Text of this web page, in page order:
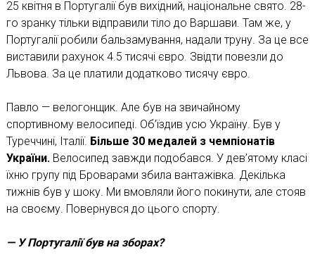
25 квітня в Португалії був вихідний, національне свято. 28-
го зранку тільки відправили тіло до Вар­шави. Там же, у
Португалії робили бальзамування, надали труну. За це все
виставили рахунок 4.5 тисячі євро. Звідти повезли до
Львова. За це платили додатково тисячу євро.
Павло — велогонщик. Але був на звичайному
спортивному велосипеді. Об’їздив усю Україну. Був у
Туреччині, Італії. Більше 30 медалей з чемпіонатів
України.Велосипед завжди подобався. У дев’ятому класі
їхню групу під Броварами збила вантажівка. Декілька
тижнів був у шоку. Ми вмовляли його покинути, але стояв
на своєму. Повернувся до цього спорту.
— У Португалії був на зборах?